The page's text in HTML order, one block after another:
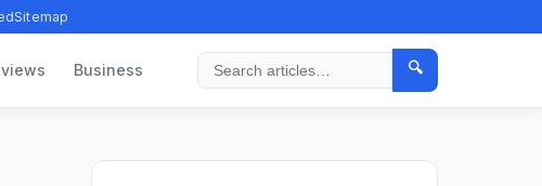
Sitemap
Business
Search
🔍